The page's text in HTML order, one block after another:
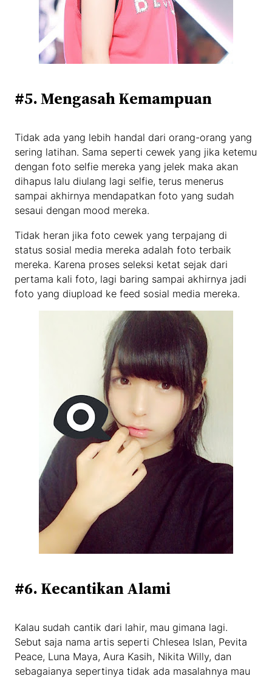
#5. Mengasah Kemampuan
Tidak ada yang lebih handal dari orang-orang yang
sering latihan. Sama seperti cewek yang jika ketemu
dengan foto selfie mereka yang jelek maka akan
dihapus lalu diulang lagi selfie, terus menerus
sampai akhirnya mendapatkan foto yang sudah
sesaui dengan mood mereka.
Tidak heran jika foto cewek yang terpajang di
status sosial media mereka adalah foto terbaik
mereka. Karena proses seleksi ketat sejak dari
pertama kali foto, lagi baring sampai akhirnya jadi
foto yang diupload ke feed sosial media mereka.
#6. Kecantikan Alami
Kalau sudah cantik dari lahir, mau gimana lagi.
Sebut saja nama artis seperti Chlesea Islan, Pevita
Peace, Luna Maya, Aura Kasih, Nikita Willy, dan
sebagaianya sepertinya tidak ada masalahnya mau